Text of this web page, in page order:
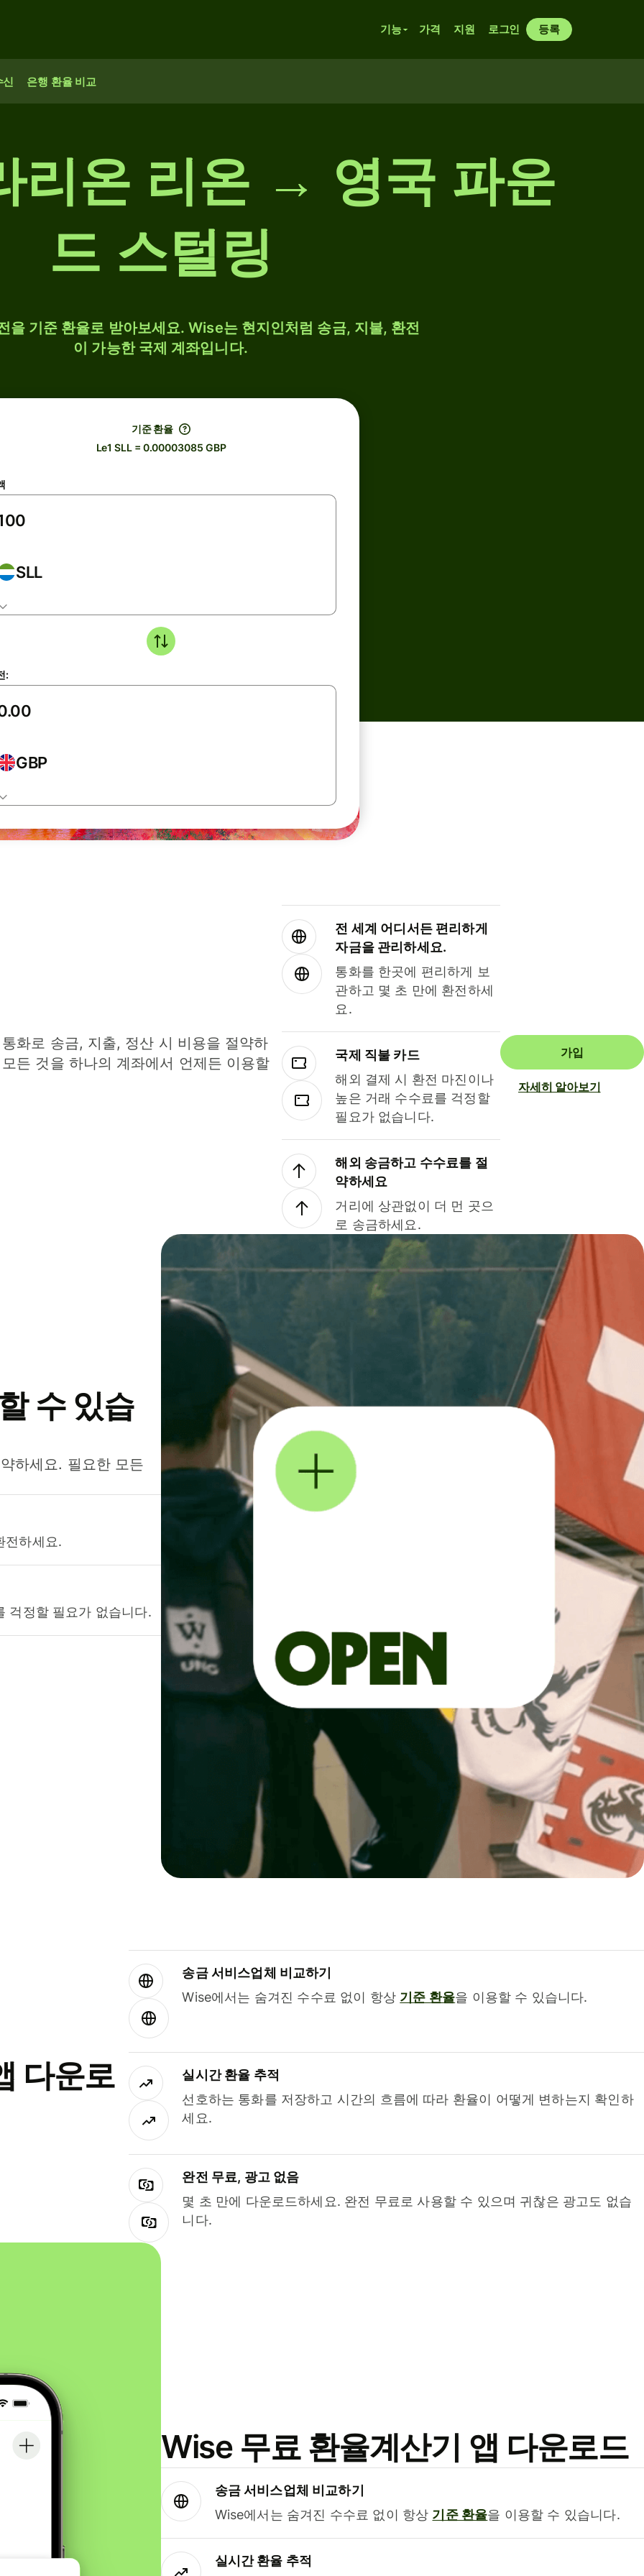
기능 가격 지원 로그인 등록
신 은행 환율 비교
리온 리온 → 영국 파운
드 스털링
을 기준 환율로 받아보세요. Wise는 현지인처럼 송금, 지불, 환전
이 가능한 국제 계좌입니다.
기준 환율
Le1 SLL = 0.00003085 GBP
SLL
:
GBP
화로 송금, 지출, 정산 시 비용을 절약하
든 것을 하나의 계좌에서 언제든 이용할
전 세계 어디서든 편리하게
자금을 관리하세요.
통화를 한곳에 편리하게 보
관하고 몇 초 만에 환전하세
요.
국제 직불 카드
해외 결제 시 환전 마진이나
높은 거래 수수료를 걱정할
필요가 없습니다.
해외 송금하고 수수료를 절
약하세요
거리에 상관없이 더 먼 곳으
로 송금하세요.
가입
자세히 알아보기
수 있습
하세요. 필요한 모든
전하세요.
걱정할 필요가 없습니다.
다운로
송금 서비스업체 비교하기
Wise에서는 숨겨진 수수료 없이 항상 기준 환율을 이용할 수 있습니다.
실시간 환율 추적
선호하는 통화를 저장하고 시간의 흐름에 따라 환율이 어떻게 변하는지 확인하
세요.
완전 무료, 광고 없음
몇 초 만에 다운로드하세요. 완전 무료로 사용할 수 있으며 귀찮은 광고도 없습
니다.
Wise 무료 환율계산기 앱 다운로드
송금 서비스업체 비교하기
Wise에서는 숨겨진 수수료 없이 항상 기준 환율을 이용할 수 있습니다.
실시간 환율 추적